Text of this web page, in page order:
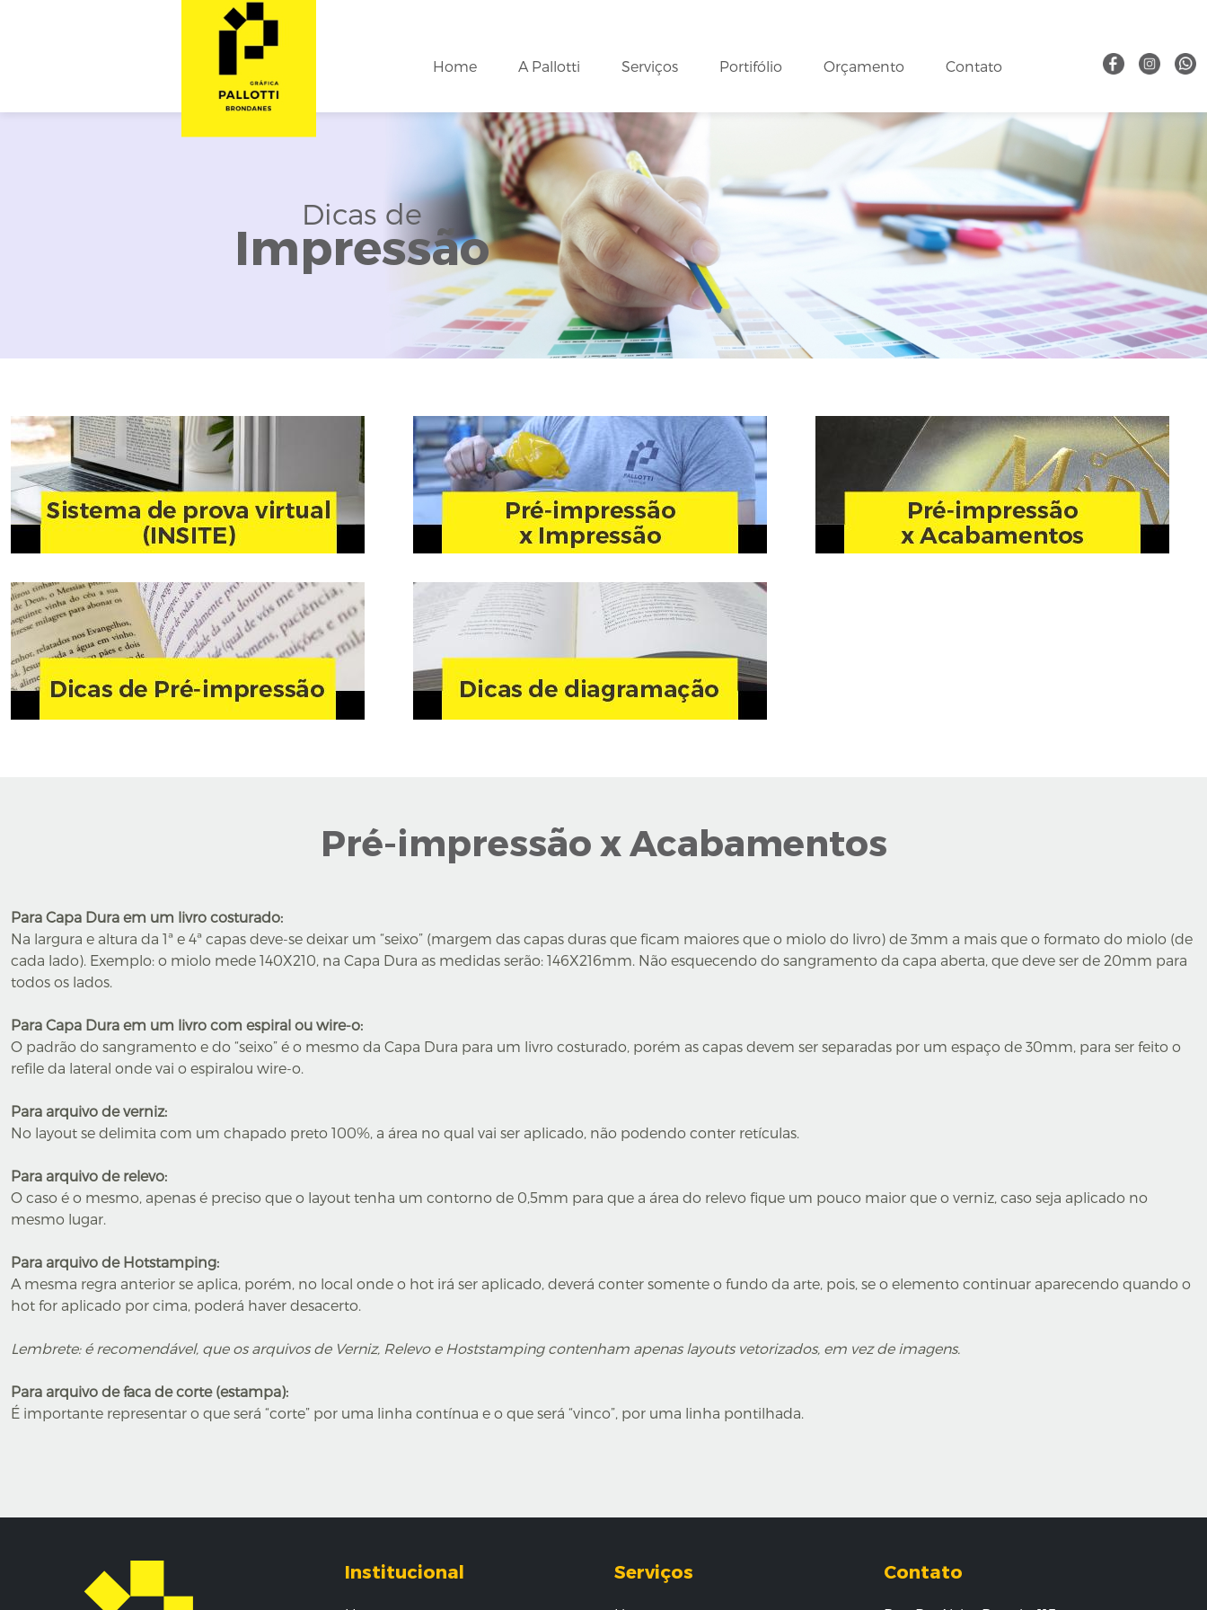
Home A Pallotti Serviços Portifólio Orçamento Contato
Dicas de
Impressão
Pré-impressão x Acabamentos
Para Capa Dura em um livro costurado:
Na largura e altura da 1ª e 4ª capas deve-se deixar um “seixo” (margem das capas duras que ficam maiores que o miolo do livro) de 3mm a mais que o formato do miolo (de
cada lado). Exemplo: o miolo mede 140X210, na Capa Dura as medidas serão: 146X216mm. Não esquecendo do sangramento da capa aberta, que deve ser de 20mm para
todos os lados.
Para Capa Dura em um livro com espiral ou wire-o:
O padrão do sangramento e do “seixo” é o mesmo da Capa Dura para um livro costurado, porém as capas devem ser separadas por um espaço de 30mm, para ser feito o
refile da lateral onde vai o espiralou wire-o.
Para arquivo de verniz:
No layout se delimita com um chapado preto 100%, a área no qual vai ser aplicado, não podendo conter retículas.
Para arquivo de relevo:
O caso é o mesmo, apenas é preciso que o layout tenha um contorno de 0,5mm para que a área do relevo fique um pouco maior que o verniz, caso seja aplicado no
mesmo lugar.
Para arquivo de Hotstamping:
A mesma regra anterior se aplica, porém, no local onde o hot irá ser aplicado, deverá conter somente o fundo da arte, pois, se o elemento continuar aparecendo quando o
hot for aplicado por cima, poderá haver desacerto.
Lembrete: é recomendável, que os arquivos de Verniz, Relevo e Hoststamping contenham apenas layouts vetorizados, em vez de imagens.
Para arquivo de faca de corte (estampa):
É importante representar o que será “corte” por uma linha contínua e o que será “vinco”, por uma linha pontilhada.
Institucional Serviços Contato